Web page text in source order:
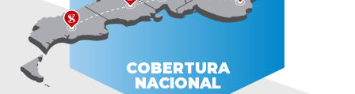
COBERTURA
NACIONAL